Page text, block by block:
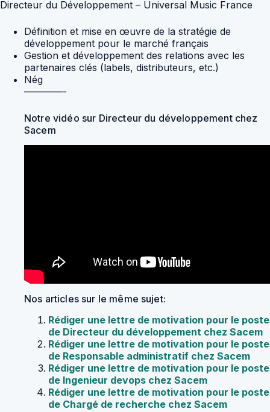
Directeur du Développement – Universal Music France
Définition et mise en œuvre de la stratégie de
développement pour le marché français
Gestion et développement des relations avec les
partenaires clés (labels, distributeurs, etc.)
Nég
————-
Notre vidéo sur Directeur du développement chez
Sacem
Nos articles sur le même sujet:
Rédiger une lettre de motivation pour le poste
de Directeur du développement chez Sacem
Rédiger une lettre de motivation pour le poste
de Responsable administratif chez Sacem
Rédiger une lettre de motivation pour le poste
de Ingenieur devops chez Sacem
Rédiger une lettre de motivation pour le poste
de Chargé de recherche chez Sacem